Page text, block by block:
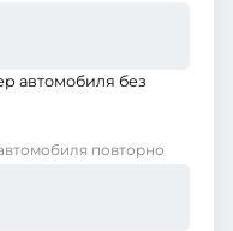
автомобиля без
повторно